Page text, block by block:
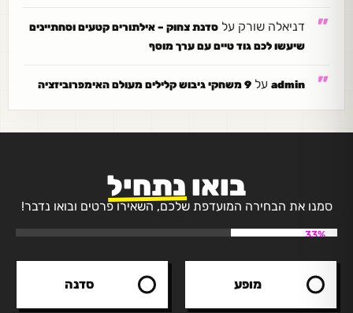
דניאלה שורק על סדנת צחוק – אילתורים קטעים וסחתיינים
שיעשו לכם גוד טיים עם ערך מוסף
admin על 9 משחקי גיבוש קלילים מעולם האימפרוביזציה
בואו נתחיל
סמנו את הבחירה המועדפת שלכם, השאירו פרטים ובואו נדבר!
33%
מופע סדנה